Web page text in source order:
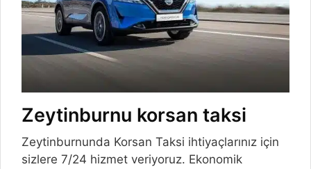
Zeytinburnu korsan taksi
Zeytinburnunda Korsan Taksi ihtiyaçlarınız için
sizlere 7/24 hizmet veriyoruz. Ekonomik